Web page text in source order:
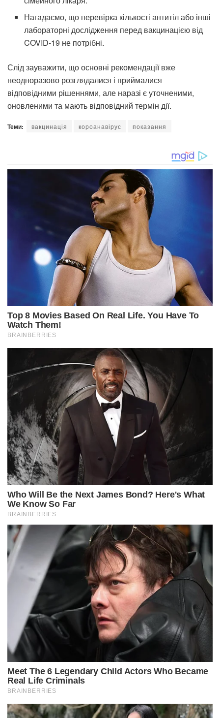
Нагадаємо, що перевірка кількості антитіл або інші
лабораторні дослідження перед вакцинацією від
COVID-19 не потрібні.
Слід зауважити, що основні рекомендації вже
неодноразово розглядалися і приймалися
відповідними рішеннями, але наразі є уточненими,
оновленими та мають відповідний термін дії.
Теми: вакцинація короанавірус показання